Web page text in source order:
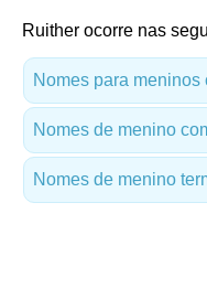
Ruither ocorre nas
Nomes para meninos
Nomes de menino
Nomes de menino